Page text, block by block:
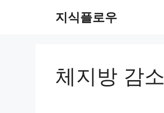
지식플로우
체지방 감소